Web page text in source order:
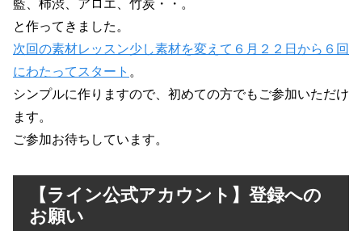
藍、柿渋、アロエ、竹炭・・。
と作ってきました。
次回の素材レッスン少し素材を変えて６月２２日から６回
にわたってスタート 。
シンプルに作りますので、初めての方でもご参加いただけ
ます。
ご参加お待ちしています。
【ライン公式アカウント】登録への
お願い